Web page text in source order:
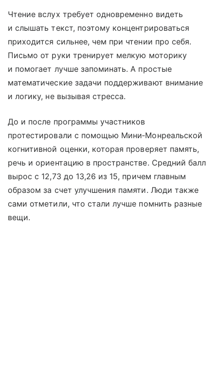
Чтение вслух требует одновременно видеть
и слышать текст, поэтому концентрироваться
приходится сильнее, чем при чтении про себя.
Письмо от руки тренирует мелкую моторику
и помогает лучше запоминать. А простые
математические задачи поддерживают внимание
и логику, не вызывая стресса.
До и после программы участников
протестировали с помощью Мини‑Монреальской
когнитивной оценки, которая проверяет память,
речь и ориентацию в пространстве. Средний балл
вырос с 12,73 до 13,26 из 15, причем главным
образом за счет улучшения памяти. Люди также
сами отметили, что стали лучше помнить разные
вещи.